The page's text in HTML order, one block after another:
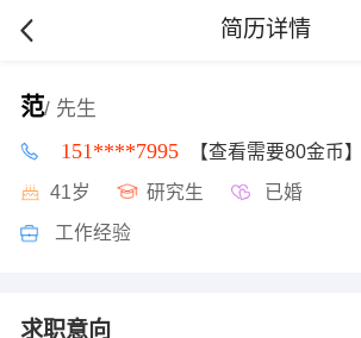
简历详情
范/ 先生
151****7995 【查看需要80金币】
41岁 研究生 已婚
工作经验
求职意向